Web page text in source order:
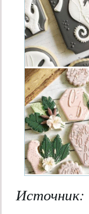
Источник: